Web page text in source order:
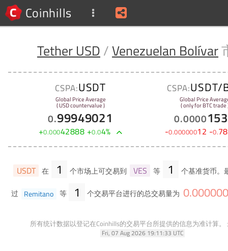
Coinhills
Tether USD /Venezuelan Bolívar
CSPA:USDT
Global Price Average
( USD countervalue )
0.99949021
+0.00042888 +0.04%
CSPA:USDT/
Global Price
( only for BTC trade
0.0000
-0.00000012 -0.78
USDT 在 1 个市场上可交易到 VES 等 1 个基准货币。
过 Remitano 等 1 个交易平台进行的总交易量为 0.
所有统计数据以登记在Coinhills的交易平台所提供的信息为准计算。
Fri, 07 Aug 2026 19:11:33 UTC